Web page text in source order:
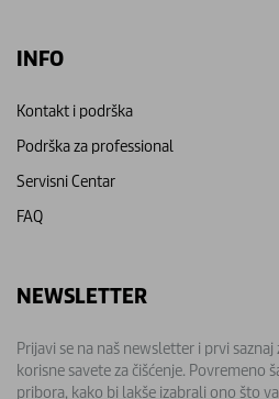
INFO
Kontakt i podrška
Podrška za professional
Servisni Centar
FAQ
NEWSLETTER
Prijavi se na naš newsletter i prvi
korisne savete za čišćenje. Povremeno
pribora, kako bi lakše izabrali ono što